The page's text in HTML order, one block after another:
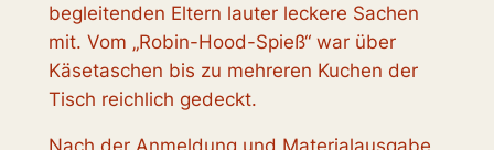
begleitenden Eltern lauter leckere Sachen
mit. Vom „Robin-Hood-Spieß“ war über
Käsetaschen bis zu mehreren Kuchen der
Tisch reichlich gedeckt.